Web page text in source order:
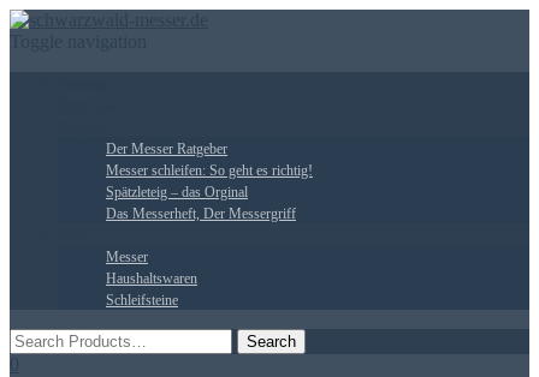
Der Messer Ratgeber
Messer schleifen: So geht es richtig!
Spätzleteig – das Orginal
Das Messerheft, Der Messergriff
Messer
Haushaltswaren
Schleifsteine